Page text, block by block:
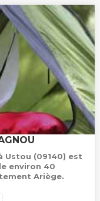
Ustou (09140) est
environ 40
Ariège.